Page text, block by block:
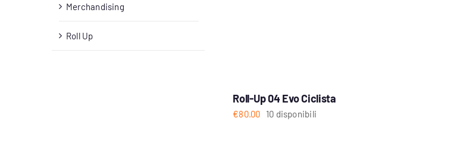
Merchandising
Roll Up
Roll-Up 04 Evo Ciclista
€80.00 10 disponibili